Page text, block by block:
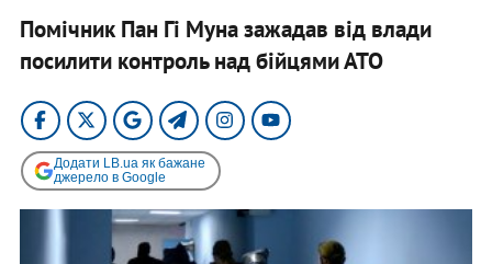
Помічник Пан Гі Муна зажадав від влади
посилити контроль над бійцями АТО
Додати LB.ua як бажане
джерело в Google